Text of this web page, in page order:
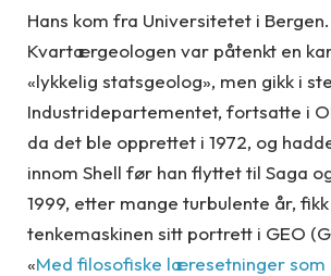
Hans kom fra Universitetet i Bergen.
Kvartærgeologen var påtenkt en
«lykkelig statsgeolog», men gikk i
Industridepartementet, fortsatte i
da det ble opprettet i 1972, og
innom Shell før han flyttet til Saga
1999, etter mange turbulente år,
tenkemaskinen sitt portrett i GEO
«Med filosofiske læresetninger